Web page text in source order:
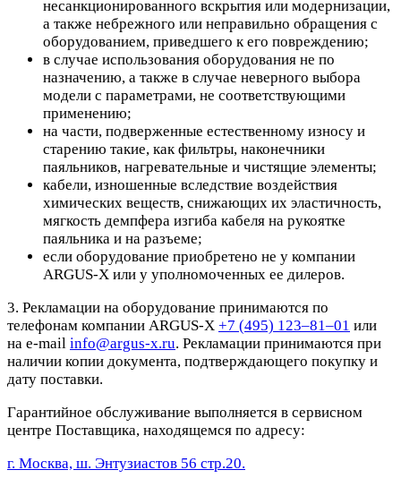
несанкционированного вскрытия или модернизации,
а также небрежного или неправильно обращения с
оборудованием, приведшего к его повреждению;
в случае использования оборудования не по
назначению, а также в случае неверного выбора
модели с параметрами, не соответствующими
применению;
на части, подверженные естественному износу и
старению такие, как фильтры, наконечники
паяльников, нагревательные и чистящие элементы;
кабели, изношенные вследствие воздействия
химических веществ, снижающих их эластичность,
мягкость демпфера изгиба кабеля на рукоятке
паяльника и на разъеме;
если оборудование приобретено не у компании
ARGUS-X или у уполномоченных ее дилеров.
3. Рекламации на оборудование принимаются по
телефонам компании ARGUS-X +7 (495) 123–81–01 или
на e-mail info@argus-x.ru. Рекламации принимаются при
наличии копии документа, подтверждающего покупку и
дату поставки.
Гарантийное обслуживание выполняется в сервисном
центре Поставщика, находящемся по адресу:
г. Москва, ш. Энтузиастов 56 стр.20.